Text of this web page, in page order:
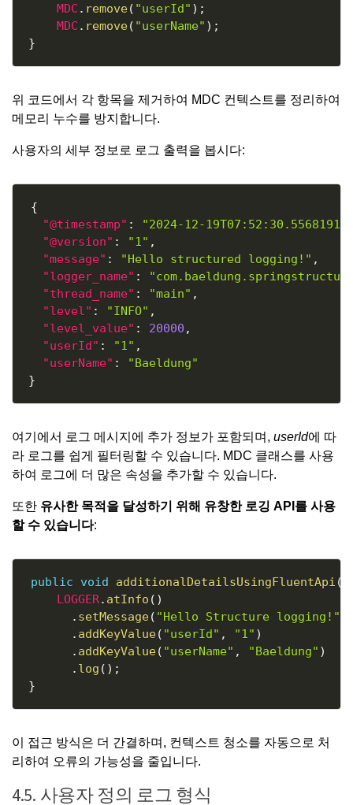
MDC . remove( "userId" ) ;
MDC . remove( "userName" ) ;
}
위 코드에서 각 항목을 제거하여 MDC 컨텍스트를 정리하여
메모리 누수를 방지합니다.
사용자의 세부 정보로 로그 출력을 봅시다:
{
"@timestamp" :
"2024-12-
"@version" : "1" ,
"message" : "Hello structured logging!" ,
"logger_name" :
"thread_name" : "main" ,
"level" : "INFO" ,
"level_value" : 20000 ,
"userId" : "1" ,
"userName" :
"Baeldung"
}
여기에서 로그 메시지에 추가 정보가 포함되며, userId에 따
라 로그를 쉽게 필터링할 수 있습니다. MDC 클래스를 사용
하여 로그에 더 많은 속성을 추가할 수 있습니다.
또한 유사한 목적을 달성하기 위해 유창한 로깅 API를 사용
할 수 있습니다:
public void additionalDetailsUsingFluentApi (
LOGGER. atInfo ( )
. setMessage( "Hello Structure logging!"
. addKeyValue( "userId" , "1" )
. addKeyValue( "userName" , "Baeldung" )
. log ( ) ;
}
이 접근 방식은 더 간결하며, 컨텍스트 청소를 자동으로 처
리하여 오류의 가능성을 줄입니다.
4.5. 사용자 정의 로그 형식